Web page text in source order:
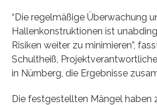
“Die regelmäßige Überwachung
Hallenkonstruktionen ist
Risiken weiter zu minimieren”,
Schultheiß,
in Nürnberg, die Ergebnisse
Die festgestellten Mängel haben